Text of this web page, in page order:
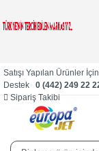
Satışı Yapılan Ürünler
Destek 0 (442) 249 22
Sipariş Takibi